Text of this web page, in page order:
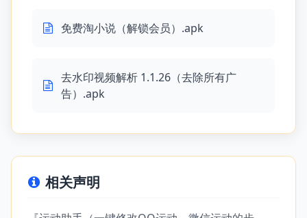
免费淘小说（解锁会员）.apk
去水印视频解析 1.1.26（去除所有广
告）.apk
相关声明